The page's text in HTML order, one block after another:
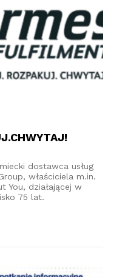
dostawca usług
właściciela m.in.
You, działającej w
75 lat.